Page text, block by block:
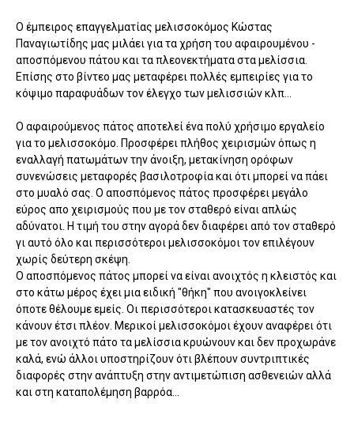
Ο έμπειρος επαγγελματίας μελισσοκόμος Κώστας
Παναγιωτίδης μας μιλάει για τα χρήση του αφαιρουμένου -
αποσπόμενου πάτου και τα πλεονεκτήματα στα μελίσσια.
Επίσης στο βίντεο μας μεταφέρει πολλές εμπειρίες για το
κόψιμο παραφυάδων τον έλεγχο των μελισσιών κλπ...
Ο αφαιρούμενος πάτος αποτελεί ένα πολύ χρήσιμο εργαλείο
για το μελισσοκόμο. Προσφέρει πλήθος χειρισμών όπως η
εναλλαγή πατωμάτων την άνοιξη, μετακίνηση ορόφων
συνενώσεις μεταφορές βασιλοτροφία και ότι μπορεί να πάει
στο μυαλό σας. Ο αποσπόμενος πάτος προσφέρει μεγάλο
εύρος απο χειρισμούς που με τον σταθερό είναι απλώς
αδύνατοι. Η τιμή του στην αγορά δεν διαφέρει από τον σταθερό
γι αυτό όλο και περισσότεροι μελισσοκόμοι τον επιλέγουν
χωρίς δεύτερη σκέψη.
Ο αποσπόμενος πάτος μπορεί να είναι ανοιχτός η κλειστός και
στο κάτω μέρος έχει μια ειδική "θήκη" που ανοιγοκλείνει
όποτε θέλουμε εμείς. Οι περισσότεροι κατασκευαστές τον
κάνουν έτσι πλέον. Μερικοί μελισσοκόμοι έχουν αναφέρει ότι
με τον ανοιχτό πάτο τα μελίσσια κρυώνουν και δεν προχωράνε
καλά, ενώ άλλοι υποστηρίζουν ότι βλέπουν συντριπτικές
διαφορές στην ανάπτυξη στην αντιμετώπιση ασθενειών αλλά
και στη καταπολέμηση βαρρόα...